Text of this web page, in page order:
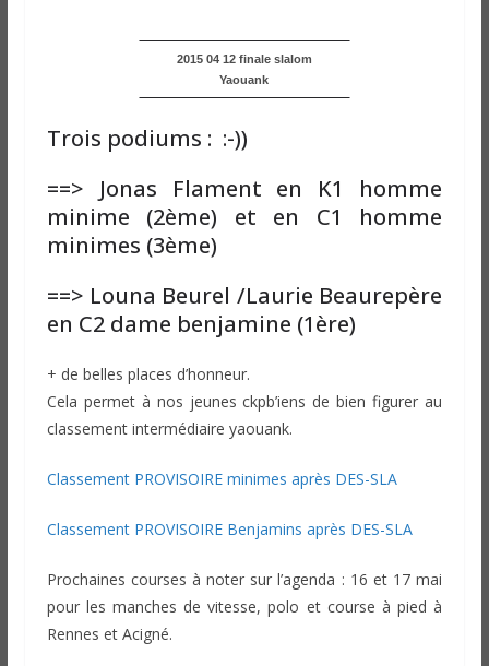
2015 04 12 finale slalom
Yaouank
Trois podiums : :-))
==> Jonas Flament en K1 homme
minime (2ème) et en C1 homme
minimes (3ème)
==> Louna Beurel /Laurie Beaurepère
en C2 dame benjamine (1ère)
+ de belles places d’honneur.
Cela permet à nos jeunes ckpb’iens de bien figurer au
classement intermédiaire yaouank.
Classement PROVISOIRE minimes après DES-SLA
Classement PROVISOIRE Benjamins après DES-SLA
Prochaines courses à noter sur l’agenda : 16 et 17 mai
pour les manches de vitesse, polo et course à pied à
Rennes et Acigné.